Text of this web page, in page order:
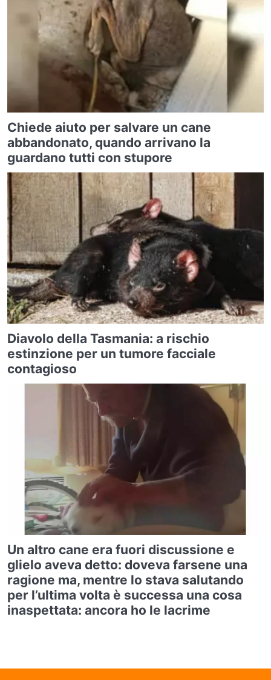
Chiede aiuto per salvare un cane
abbandonato, quando arrivano la
guardano tutti con stupore
Diavolo della Tasmania: a rischio
estinzione per un tumore facciale
contagioso
Un altro cane era fuori discussione e
glielo aveva detto: doveva farsene una
ragione ma, mentre lo stava salutando
per l’ultima volta è successa una cosa
inaspettata: ancora ho le lacrime